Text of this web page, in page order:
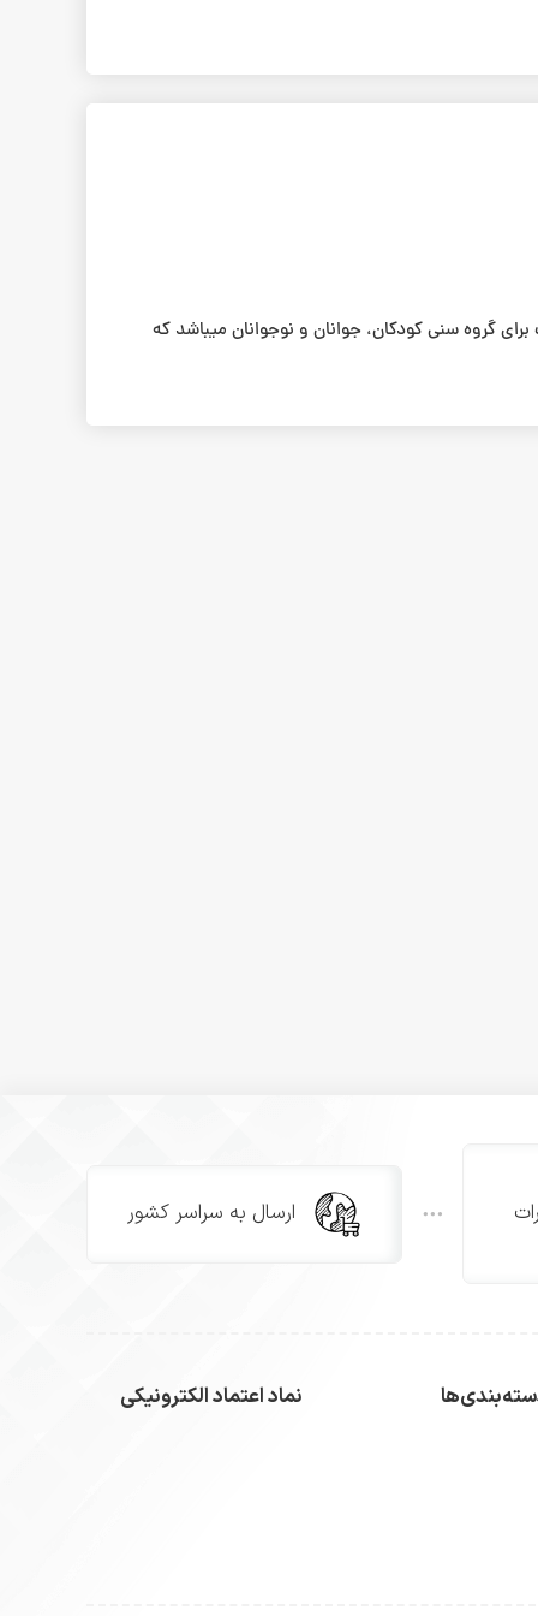
گروه سنی کودکان، جوانان و نوجوانان میباشد که
ارسال به سراسر کشور
نماد اعتماد الکترونیکی